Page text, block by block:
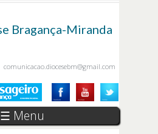
Bragança-Miranda
comunicacao.diocesebm@gmail.com
☰ Menu